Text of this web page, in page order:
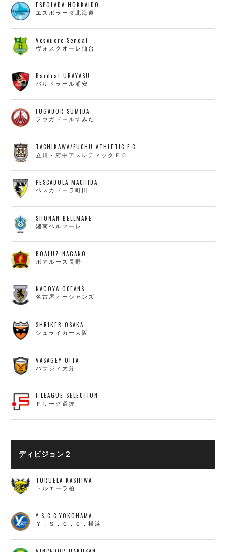
ESPOLADA HOKKAIDO
エスポラーダ北海道
Voscuore Sendai
ヴォスクオーレ仙台
Bardral URAYASU
バルドラール浦安
FUGADOR SUMIDA
フウガドールすみだ
TACHIKAWA/FUCHU ATHLETIC F.C.
立川・府中アスレティックＦＣ
PESCADOLA MACHIDA
ペスカドーラ町田
SHONAN BELLMARE
湘南ベルマーレ
BOALUZ NAGANO
ボアルース長野
NAGOYA OCEANS
名古屋オーシャンズ
SHRIKER OSAKA
シュライカー大阪
VASAGEY OITA
バサジィ大分
F.LEAGUE SELECTION
Ｆリーグ選抜
ディビジョン２
TORUELA KASHIWA
トルエーラ柏
Y.S.C.C.YOKOHAMA
Ｙ．Ｓ．Ｃ．Ｃ．横浜